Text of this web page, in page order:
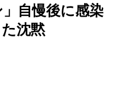
」自慢後に感染
沈黙